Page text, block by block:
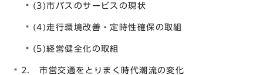
(3)市バスのサービスの現状
(4)走行環境改善・定時性確保の取組
(5)経営健全化の取組
2. 市営交通をとりまく時代潮流の変化